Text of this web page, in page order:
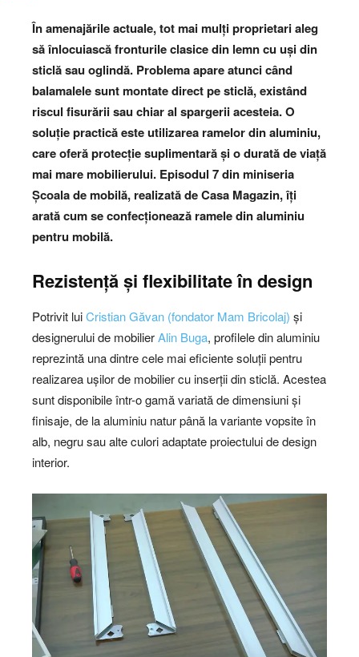
În amenajările actuale, tot mai mulți proprietari aleg
să înlocuiască fronturile clasice din lemn cu uși din
sticlă sau oglindă. Problema apare atunci când
balamalele sunt montate direct pe sticlă, existând
riscul fisurării sau chiar al spargerii acesteia. O
soluție practică este utilizarea ramelor din aluminiu,
care oferă protecție suplimentară și o durată de viață
mai mare mobilierului. Episodul 7 din miniseria
Școala de mobilă, realizată de Casa Magazin, îți
arată cum se confecționează ramele din aluminiu
pentru mobilă.
Rezistență și flexibilitate în design
Potrivit luiCristian Găvan (fondator Mam Bricolaj) și
designerului de mobilierAlin Buga, profilele din aluminiu
reprezintă una dintre cele mai eficiente soluții pentru
realizarea ușilor de mobilier cu inserții din sticlă. Acestea
sunt disponibile într-o gamă variată de dimensiuni și
finisaje, de la aluminiu natur până la variante vopsite în
alb, negru sau alte culori adaptate proiectului de design
interior.